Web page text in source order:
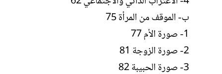
ب- الموقف من المرأة 75
1- صورة الأم 77
2- صورة الزوجة 81
3- صورة الحبيبة 82